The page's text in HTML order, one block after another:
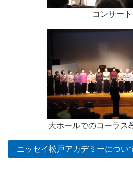
コンサート
大ホールでのコーラス
ニッセイ松戸アカデミーについ